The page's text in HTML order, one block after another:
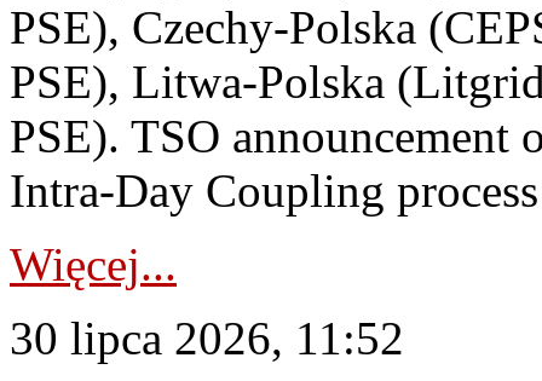
PSE), Czechy-Polska
PSE), Litwa-Polska
PSE). TSO announcement
Intra-Day Coupling
Więcej...
30 lipca 2026, 11:52